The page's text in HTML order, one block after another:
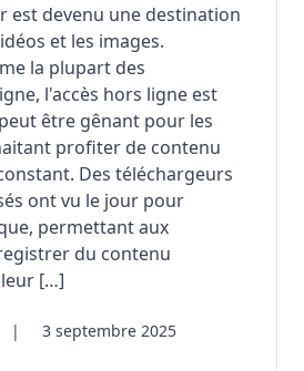
est devenu une destination
et les images.
la plupart des
l'accès hors ligne est
être gênant pour les
profiter de contenu
Des téléchargeurs
ont vu le jour pour
permettant aux
du contenu
[…]
| 3 septembre 2025